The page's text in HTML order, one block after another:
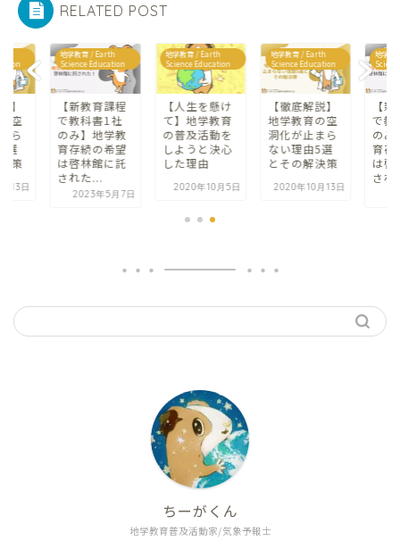
RELATED POST
】
空
ら
選
策
13日
地学教育 / Earth
Science Education
【新教育課程
で教科書1社
のみ】地学教
育存続の希望
は啓林館に託
された...
2023年5月7日
地学教育 / Earth
Science Education
【人生を懸け
て】地学教育
の普及活動を
しようと決心
した理由
2020年10月5日
地学教育 / Earth
Science Education
【徹底解説】
地学教育の空
洞化が止まら
ない理由5選
とその解決策
2020年10月13日
地学
【
で教
のみ
育存
は啓
され
地学教育普及活動家/気象予報士
ちーがくん